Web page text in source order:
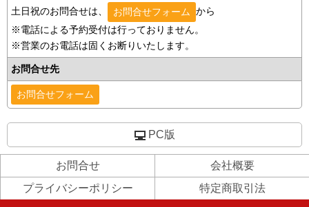
土日祝のお問合せは、
お問合せフォーム
から
※電話による予約受付は行っておりません。
※営業のお電話は固くお断りいたします。
お問合せ先
お問合せフォーム
PC版
お問合せ
会社概要
プライバシーポリシー
特定商取引法